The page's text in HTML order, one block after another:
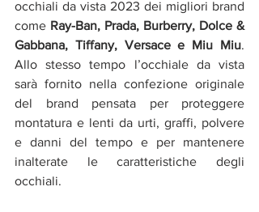
occhiali da vista 2023 dei migliori brand
come Ray-Ban, Prada, Burberry, Dolce &
Gabbana, Tiffany, Versace e Miu Miu.
Allo stesso tempo l’occhiale da vista
sarà fornito nella confezione originale
del brand pensata per proteggere
montatura e lenti da urti, graffi, polvere
e danni del tempo e per mantenere
inalterate le caratteristiche degli
occhiali.